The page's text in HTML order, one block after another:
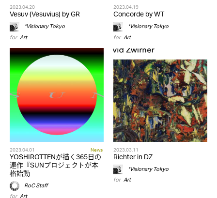
2023.04.20
Vesuv (Vesuvius) by GR
*Visionary Tokyo
for Art
2023.04.19
Concorde by WT
*Visionary Tokyo
for Art
2023.04.01 News
YOSHIROTTENが描く365日の
連作『SUNプロジェクトが本
格始動
RoC Staff
2023.03.11
Richter in DZ
*Visionary Tokyo
for Art